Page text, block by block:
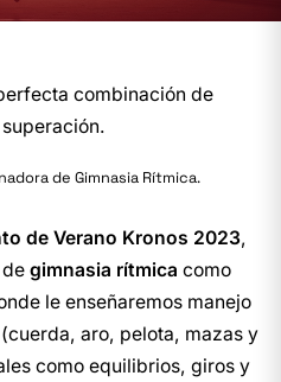
combinación de
de Gimnasia Rítmica.
de Verano Kronos 2023,
gimnasia rítmica como
le enseñaremos manejo
aro, pelota, mazas y
como equilibrios, giros y